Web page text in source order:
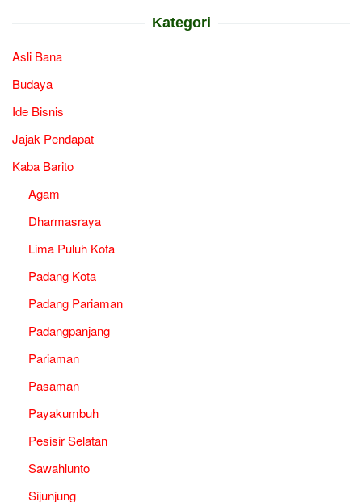
Kategori
Asli Bana
Budaya
Ide Bisnis
Jajak Pendapat
Kaba Barito
Agam
Dharmasraya
Lima Puluh Kota
Padang Kota
Padang Pariaman
Padangpanjang
Pariaman
Pasaman
Payakumbuh
Pesisir Selatan
Sawahlunto
Sijunjung